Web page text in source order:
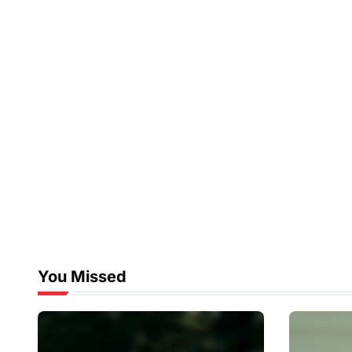
You Missed